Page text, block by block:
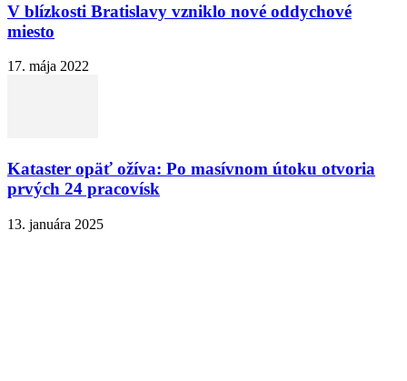
V blízkosti Bratislavy vzniklo nové oddychové
miesto
17. mája 2022
Kataster opäť ožíva: Po masívnom útoku otvoria
prvých 24 pracovísk
13. januára 2025